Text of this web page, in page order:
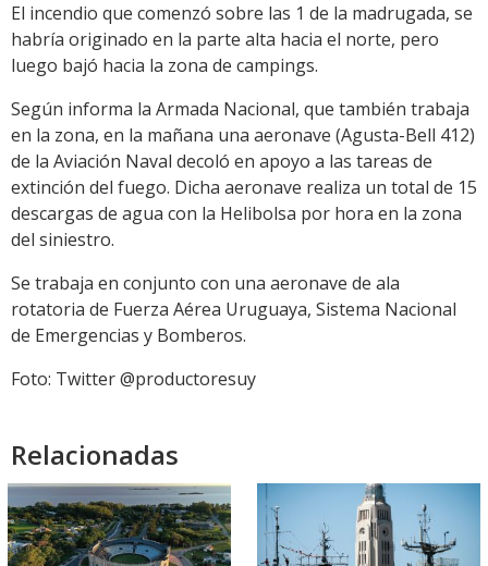
El incendio que comenzó sobre las 1 de la madrugada, se
habría originado en la parte alta hacia el norte, pero
luego bajó hacia la zona de campings.
Según informa la Armada Nacional, que también trabaja
en la zona, en la mañana una aeronave (Agusta-Bell 412)
de la Aviación Naval decoló en apoyo a las tareas de
extinción del fuego. Dicha aeronave realiza un total de 15
descargas de agua con la Helibolsa por hora en la zona
del siniestro.
Se trabaja en conjunto con una aeronave de ala
rotatoria de Fuerza Aérea Uruguaya, Sistema Nacional
de Emergencias y Bomberos.
Foto: Twitter @productoresuy
Relacionadas